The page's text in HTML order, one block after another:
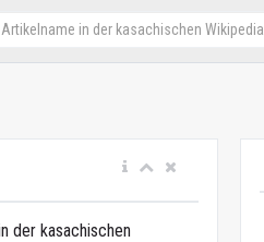
der kasachischen